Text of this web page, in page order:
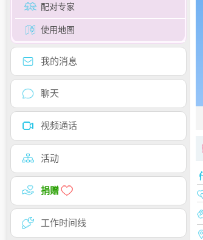
配对专家
使用地图
我的消息
聊天
视频通话
活动
捐赠
工作时间线